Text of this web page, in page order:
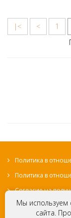
Мы используем
сайта.
|< < 1
Политика в
Политика в
Согласие на